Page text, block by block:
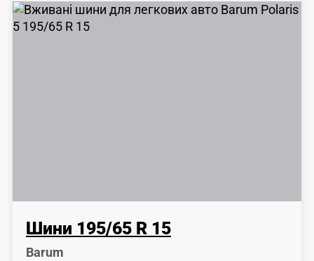
Шини 195/65 R 15
Barum